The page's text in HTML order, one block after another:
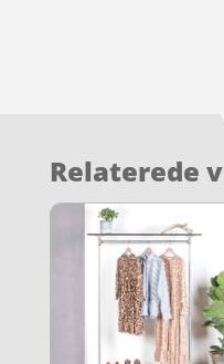
Relaterede